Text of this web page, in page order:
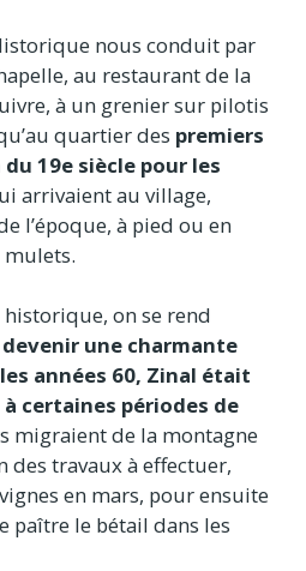
nous conduit par
au restaurant de la
à un grenier sur pilotis
quartier des premiers
19e siècle pour les
arrivaient au village,
l’époque, à pied ou en
on se rend
une charmante
années 60, Zinal était
certaines périodes de
migraient de la montagne
des travaux à effectuer,
en mars, pour ensuite
paître le bétail dans les